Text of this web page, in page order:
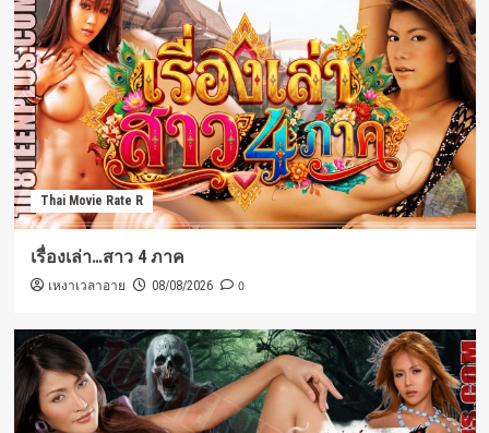
Thai Movie Rate R
เรื่องเล่า…สาว 4 ภาค
เหงาเวลาอาย 08/08/2026 0